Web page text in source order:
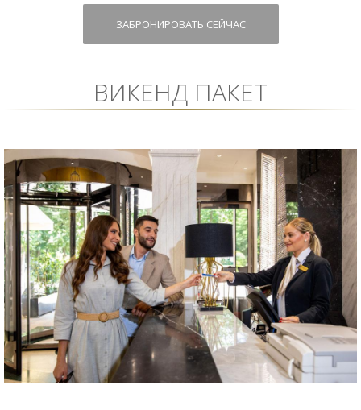
ЗАБРОНИРОВАТЬ СЕЙЧАС
ВИКЕНД ПАКЕТ